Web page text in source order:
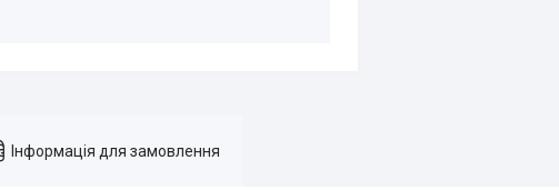
Інформація для замовлення